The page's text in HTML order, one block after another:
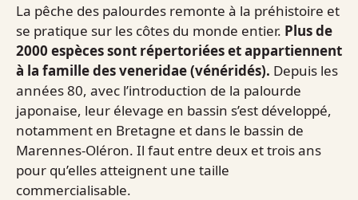
La pêche des palourdes remonte à la préhistoire et
se pratique sur les côtes du monde entier. Plus de
2000 espèces sont répertoriées et appartiennent
à la famille des veneridae (vénéridés). Depuis les
années 80, avec l’introduction de la palourde
japonaise, leur élevage en bassin s’est développé,
notamment en Bretagne et dans le bassin de
Marennes-Oléron. Il faut entre deux et trois ans
pour qu’elles atteignent une taille
commercialisable.